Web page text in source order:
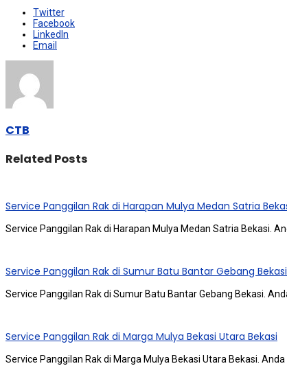
Twitter
Facebook
LinkedIn
Email
CTB
Related Posts
Service Panggilan Rak di Harapan Mulya Medan Satria
Service Panggilan Rak di Harapan Mulya Medan Satria Bekasi.
Service Panggilan Rak di Sumur Batu Bantar Gebang Bekasi
Service Panggilan Rak di Sumur Batu Bantar Gebang Bekasi.
Service Panggilan Rak di Marga Mulya Bekasi Utara Bekasi
Service Panggilan Rak di Marga Mulya Bekasi Utara Bekasi. Andа